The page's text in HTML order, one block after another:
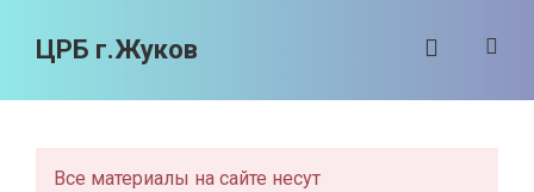
ЦРБ г.Жуков
Все материалы на сайте несут